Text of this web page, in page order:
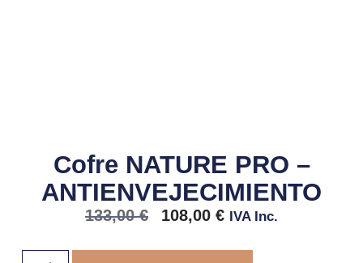
Cofre NATURE PRO –
ANTIENVEJECIMIENTO
133,00€ 108,00 € IVA Inc.